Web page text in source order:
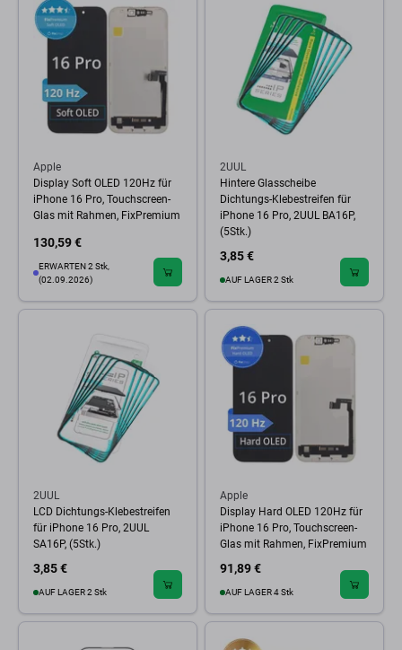
Apple
Display Soft OLED 120Hz für
iPhone 16 Pro, Touchscreen-
Glas mit Rahmen, FixPremium
130,59 €
ERWARTEN 2 Stk,
(02.09.2026)
2UUL
Hintere Glasscheibe
Dichtungs-Klebestreifen für
iPhone 16 Pro, 2UUL BA16P,
(5Stk.)
3,85 €
AUF LAGER 2 Stk
2UUL
LCD Dichtungs-Klebestreifen
für iPhone 16 Pro, 2UUL
SA16P, (5Stk.)
3,85 €
AUF LAGER 2 Stk
Apple
Display Hard OLED 120Hz für
iPhone 16 Pro, Touchscreen-
Glas mit Rahmen, FixPremium
91,89 €
AUF LAGER 4 Stk